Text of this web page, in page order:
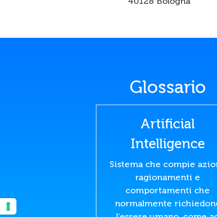
Glossario
Artificial
Intelligence
Sistema che compie
ragionamenti e
comportamenti che
normalmente